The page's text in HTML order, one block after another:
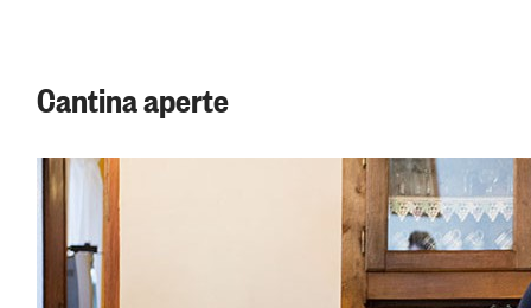
Cantina aperte